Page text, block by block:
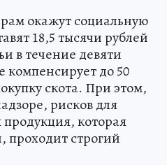
окажут социальную
18,5 тысячи рублей
в течение девяти
компенсирует до 50
скота. При этом,
рисков для
которая
проходит строгий